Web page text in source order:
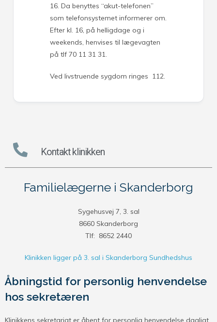
16. Da benyttes “akut-telefonen”
som telefonsystemet informerer om.
Efter kl. 16, på helligdage og i
weekends, henvises til lægevagten
på tlf 70 11 31 31.
Ved livstruende sygdom ringes 112.
Kontakt klinikken
Familielægerne i Skanderborg
Sygehusvej 7, 3. sal
8660 Skanderborg
Tlf: 8652 2440
Klinikken ligger på 3. sal i Skanderborg Sundhedshus
Åbningstid for personlig henvendelse
hos sekretæren